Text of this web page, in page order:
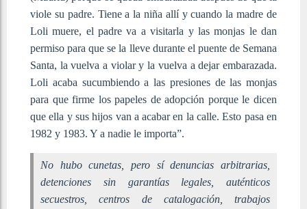
viole su padre. Tiene a la niña allí y cuando la madre de
Loli muere, el padre va a visitarla y las monjas le dan
permiso para que se la lleve durante el puente de Semana
Santa, la vuelva a violar y la vuelva a dejar embarazada.
Loli acaba sucumbiendo a las presiones de las monjas
para que firme los papeles de adopción porque le dicen
que ella y sus hijos van a acabar en la calle. Esto pasa en
1982 y 1983. Y a nadie le importa”.
No hubo cunetas, pero sí denuncias arbitrarias,
detenciones sin garantías legales, auténticos
secuestros, centros de catalogación, trabajos